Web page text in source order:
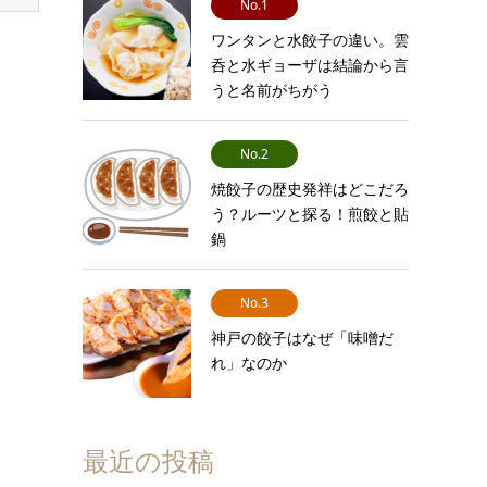
No.1
ワンタンと水餃子の違い。雲
呑と水ギョーザは結論から言
うと名前がちがう
No.2
焼餃子の歴史発祥はどこだろ
う？ルーツと探る！煎餃と貼
鍋
No.3
神戸の餃子はなぜ「味噌だ
れ」なのか
最近の投稿